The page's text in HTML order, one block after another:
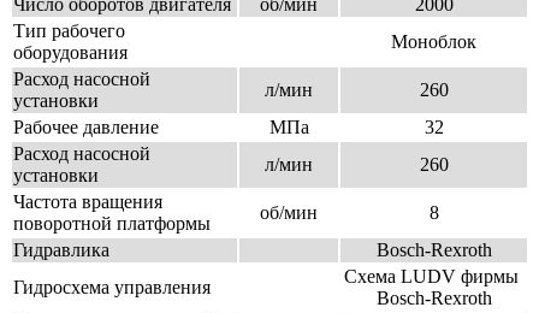
Число оборотов двигателя
об/мин
2000
Тип рабочего
оборудования
Моноблок
Расход насосной
установки
л/мин
260
Рабочее давление
МПа
32
Расход насосной
установки
л/мин
260
Частота вращения
поворотной платформы
об/мин
8
Гидравлика
Bosch-Rexroth
Гидросхема управления
Схема LUDV фирмы
Bosch-Rexroth